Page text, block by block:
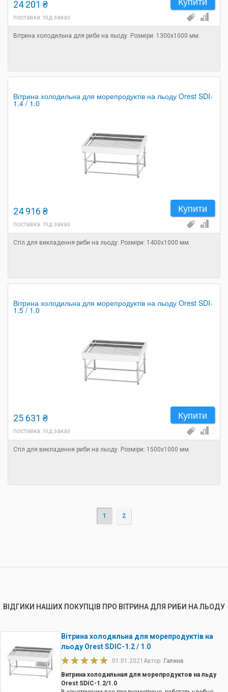
24 201 ₴
поставка: під заказ
Вітрина холодильна для риби на льоду. Розміри: 1300х1000 мм.
Вітрина холодильна для морепродуктів на льоду Orest SDI-
1.4 / 1.0
Купити
24 916 ₴
поставка: під заказ
Стіл для викладення риби на льоду. Розміри: 1400х1000 мм.
Вітрина холодильна для морепродуктів на льоду Orest SDI-
1.5 / 1.0
Купити
25 631 ₴
поставка: під заказ
Стіл для викладення риби на льоду. Розміри: 1500х1000 мм.
1 2
ВІДГИКИ НАШИХ ПОКУПЦІВ ПРО ВІТРИНА ДЛЯ РИБИ НА ЛЬОДУ
Вітрина холодильна для морепродуктів на
льоду Orest SDIC-1.2 / 1.0
01.01.2021 Автор: Галина
Витрина холодильная для морепродуктов на льду
Orest SDIC-1.2/1.0